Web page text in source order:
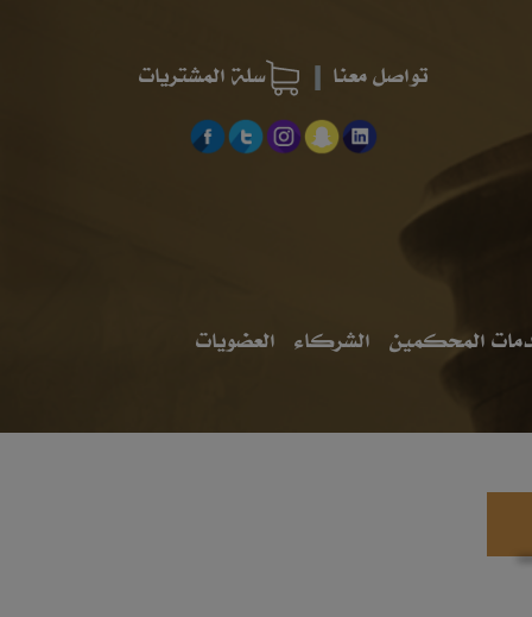
تواصل معنا سلة المشتريات
المحكمين الشركاء العضويات